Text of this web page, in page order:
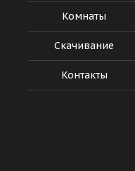
Комнаты
Скачивание
Контакты